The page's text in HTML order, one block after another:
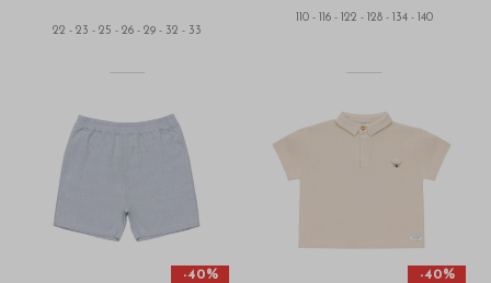
22 - 23 - 25 - 26 - 29 - 32 - 33
110 - 116 - 122 - 128 - 134 - 140
-40% -40%